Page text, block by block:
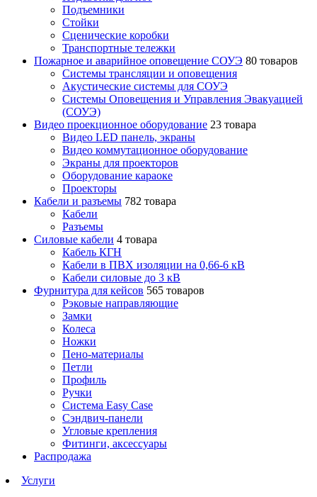
Подъемники
Стойки
Сценические коробки
Транспортные тележки
Пожарное и аварийное оповещение СОУЭ 80 товаров
Cистемы трансляции и оповещения
Акустические системы для СОУЭ
Системы Оповещения и Управления Эвакуацией
(СОУЭ)
Видео проекционное оборудование 23 товара
Видео LED панель, экраны
Видео коммутационное оборудование
Экраны для проекторов
Оборудование караоке
Проекторы
Кабели и разъемы 782 товара
Кабели
Разъемы
Силовые кабели 4 товара
Кабель КГН
Кабели в ПВХ изоляции на 0,66-6 кВ
Кабели силовые до 3 кВ
Фурнитура для кейсов 565 товаров
Рэковые направляющие
Замки
Колеса
Ножки
Пено-материалы
Петли
Профиль
Ручки
Система Easy Case
Сэндвич-панели
Угловые крепления
Фитинги, аксессуары
Распродажа
Услуги